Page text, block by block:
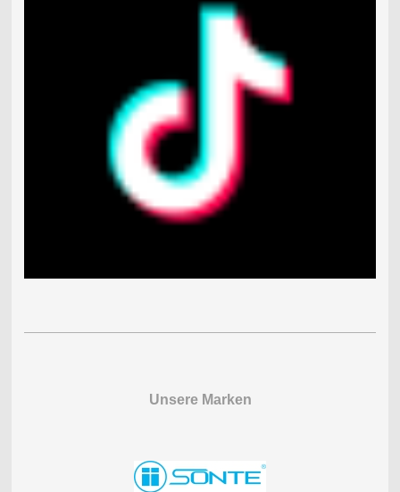
Unsere Marken